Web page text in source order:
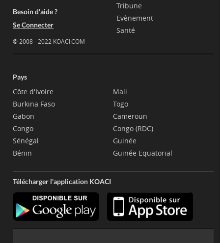
Besoin d'aide ?
Se Connecter
© 2008 - 2022 KOACI.COM
Tribune
Evènement
Santé
Pays
Côte d'Ivoire
Burkina Faso
Gabon
Congo
Sénégal
Bénin
Mali
Togo
Cameroun
Congo (RDC)
Guinée
Guinée Equatorial
Télécharger l'application KOACI